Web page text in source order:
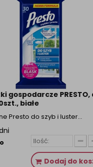
gospodarcze PRESTO,
białe
Presto do szyb i luster…
Dodaj do